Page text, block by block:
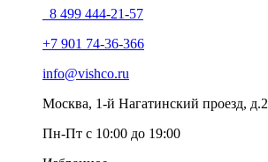
8 499 444-21-57
+7 901 74-36-366
info@vishco.ru
Москва, 1-й Нагатинский проезд, д.2
Пн-Пт с 10:00 до 19:00